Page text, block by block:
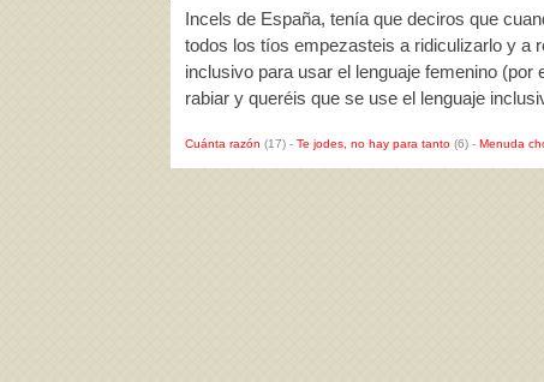
Incels de España, tenía que deciros que
todos los tíos empezasteis a ridiculizarlo y a
inclusivo para usar el lenguaje femenino
rabiar y queréis que se use el lenguaje
Cuánta razón (17) - Te jodes, no hay para tanto (6) - Menuda